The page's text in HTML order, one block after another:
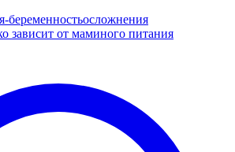
беременностьосложнения